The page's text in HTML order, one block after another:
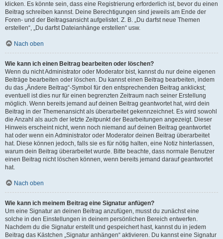
klicken. Es könnte sein, dass eine Registrierung erforderlich ist, bevor du einen
Beitrag schreiben kannst. Deine Berechtigungen sind jeweils am Ende der
Foren- und der Beitragsansicht aufgelistet. Z. B. „Du darfst neue Themen
erstellen“, „Du darfst Dateianhänge erstellen“ usw.
Nach oben
Wie kann ich einen Beitrag bearbeiten oder löschen?
Wenn du nicht Administrator oder Moderator bist, kannst du nur deine eigenen
Beiträge bearbeiten oder löschen. Du kannst einen Beitrag bearbeiten, indem
du das „Ändere Beitrag“-Symbol für den entsprechenden Beitrag anklickst;
eventuell ist dies nur für einen begrenzten Zeitraum nach seiner Erstellung
möglich. Wenn bereits jemand auf deinen Beitrag geantwortet hat, wird dein
Beitrag in der Themenansicht als überarbeitet gekennzeichnet. Es wird sowohl
die Anzahl als auch der letzte Zeitpunkt der Bearbeitungen angezeigt. Dieser
Hinweis erscheint nicht, wenn noch niemand auf deinen Beitrag geantwortet
hat oder wenn ein Administrator oder Moderator deinen Beitrag überarbeitet
hat. Diese können jedoch, falls sie es für nötig halten, eine Notiz hinterlassen,
warum dein Beitrag überarbeitet wurde. Bitte beachte, dass normale Benutzer
einen Beitrag nicht löschen können, wenn bereits jemand darauf geantwortet
hat.
Nach oben
Wie kann ich meinem Beitrag eine Signatur anfügen?
Um eine Signatur an deinen Beitrag anzufügen, musst du zunächst eine
solche in den Einstellungen in deinem persönlichen Bereich entwerfen.
Nachdem du die Signatur erstellt und gespeichert hast, kannst du in jedem
Beitrag das Kästchen „Signatur anhängen“ aktivieren. Du kannst eine Signatur